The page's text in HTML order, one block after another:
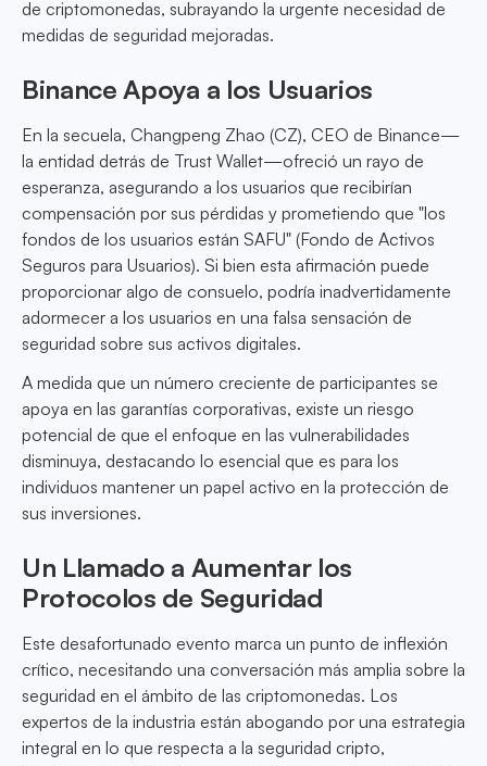
de criptomonedas, subrayando la urgente necesidad de
medidas de seguridad mejoradas.
Binance Apoya a los Usuarios
En la secuela, Changpeng Zhao (CZ), CEO de Binance—
la entidad detrás de Trust Wallet—ofreció un rayo de
esperanza, asegurando a los usuarios que recibirían
compensación por sus pérdidas y prometiendo que "los
fondos de los usuarios están SAFU" (Fondo de Activos
Seguros para Usuarios). Si bien esta afirmación puede
proporcionar algo de consuelo, podría inadvertidamente
adormecer a los usuarios en una falsa sensación de
seguridad sobre sus activos digitales.
A medida que un número creciente de participantes se
apoya en las garantías corporativas, existe un riesgo
potencial de que el enfoque en las vulnerabilidades
disminuya, destacando lo esencial que es para los
individuos mantener un papel activo en la protección de
sus inversiones.
Un Llamado a Aumentar los
Protocolos de Seguridad
Este desafortunado evento marca un punto de inflexión
crítico, necesitando una conversación más amplia sobre la
seguridad en el ámbito de las criptomonedas. Los
expertos de la industria están abogando por una estrategia
integral en lo que respecta a la seguridad cripto,